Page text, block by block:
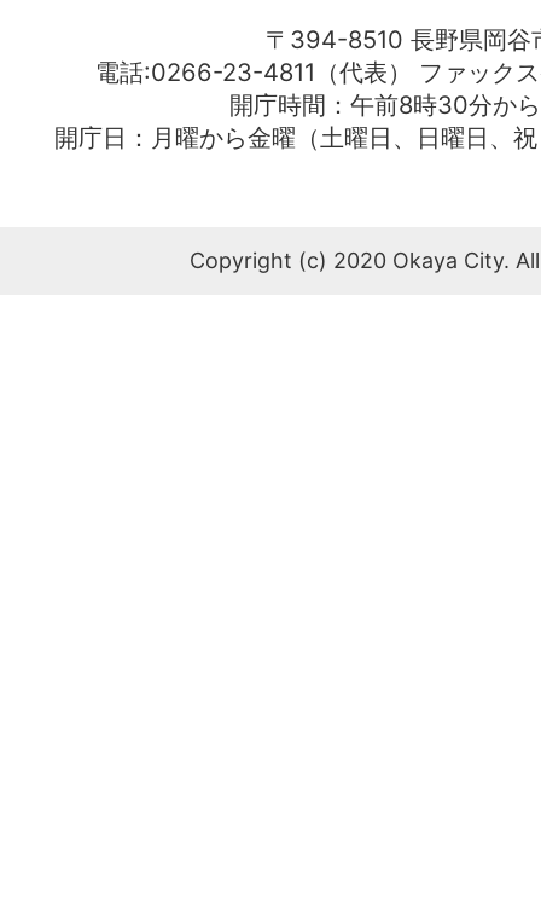
〒394-8510 長野県岡谷
電話:0266-23-4811（代表） ファッ
開庁時間：午前8時30分か
開庁日：月曜から金曜（土曜日、日曜日、
Copyright (c) 2020 Okaya City.